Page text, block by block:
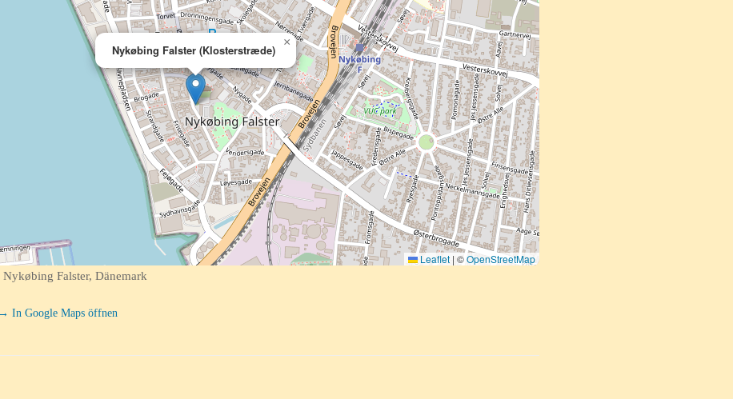
Nykøbing Falster (Klosterstræde)
×
Leaflet | ©OpenStreetMap
Falster, Dänemark
→ In Google Maps öffnen